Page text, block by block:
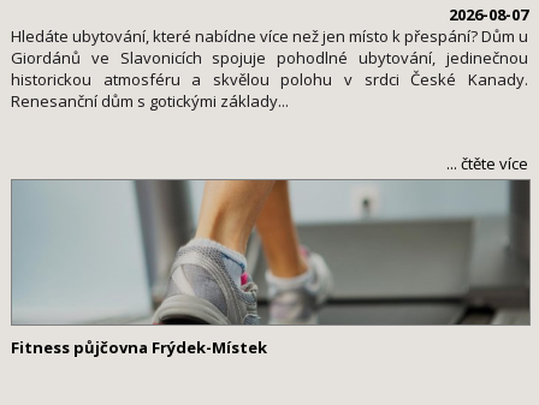
2026-08-07
Hledáte ubytování, které nabídne více než jen místo k přespání? Dům u
Giordánů ve Slavonicích spojuje pohodlné ubytování, jedinečnou
historickou atmosféru a skvělou polohu v srdci České Kanady.
Renesanční dům s gotickými základy...
... čtěte více
Fitness půjčovna Frýdek-Místek